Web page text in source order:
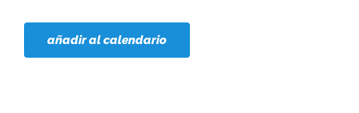
añadir al calendario